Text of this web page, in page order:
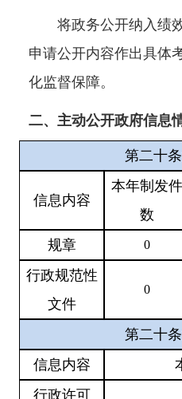
将政务公开纳入绩
申请公开内容作出具体
化监督保障。
二、主动公开政府信息
第二十
信息内容
本年制发件
数
规章
0
行政规范性
文件
0
第二十
信息内容
行政许可